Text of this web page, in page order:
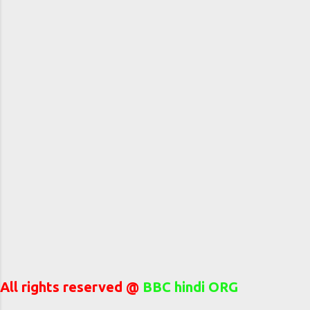
All rights reserved @ BBC hindi ORG